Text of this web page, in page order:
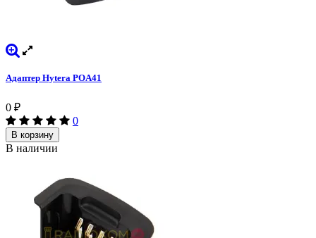
Адаптер Hytera POA41
0 ₽
0
В корзину
В наличии